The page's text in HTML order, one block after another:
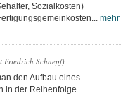
Sozialkosten)
mehr
Friedrich Schnepf)
den Aufbau eines
in der Reihenfolge